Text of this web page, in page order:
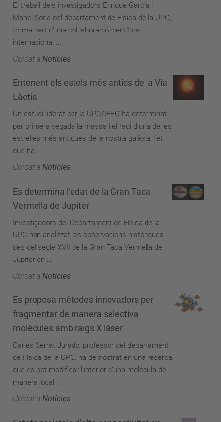
El treball dels investigadors Enrique García i
Manel Soria del departament de Física de la UPC,
forma part d’una col·laboració científica
internacional ...
Ubicat a Notícies
Entenent els estels més antics de la Via
Làctia
Un estudi liderat per la UPC/IEEC ha determinat
per primera vegada la massa i el radi d’una de les
estrelles més antigues de la nostra galàxia, fet
que ha ...
Ubicat a Notícies
Es determina l’edat de la Gran Taca
Vermella de Jupiter
Investigadors del Departament de Física de la
UPC han analitzat les observacions històriques
des del segle XVII de la Gran Taca Vermella de
Júpiter en ...
Ubicat a Notícies
Es proposa mètodes innovadors per
fragmentar de manera selectiva
molècules amb raigs X làser
Carles Serrat Jurado, professor del departament
de Física de la UPC, ha demostrat en una recerca
que es pot modificar l’interior d’una molècula de
manera local ...
Ubicat a Notícies